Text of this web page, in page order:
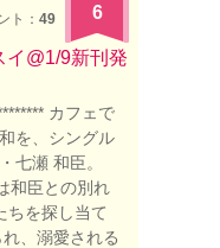
ト： 49 6
イ@1/9新刊発
カフェで
を、シングル
七瀬 和臣。
和臣との別れ
ちを探し当て
、溺愛される